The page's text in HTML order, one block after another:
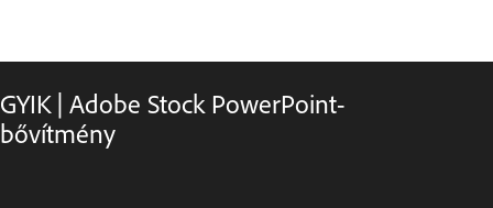
GYIK | Adobe Stock PowerPoint-
bővítmény